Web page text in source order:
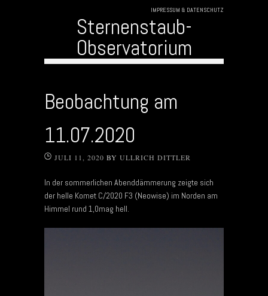
IMPRESSUM & DATENSCHUTZ
Sternenstaub-
Observatorium
Beobachtung am
11.07.2020
JULI 11, 2020 BY ULLRICH DITTLER
In der sommerlichen Abenddämmerung zeigte sich
der helle Komet C/2020 F3 (Neowise) im Norden am
Himmel rund 1,0mag hell.